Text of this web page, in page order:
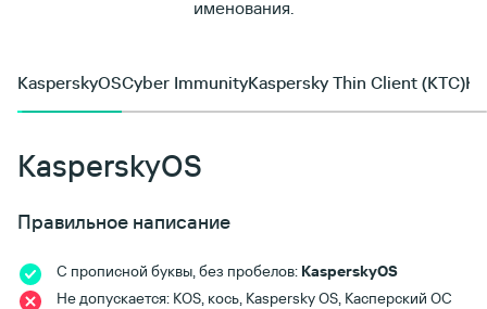
именования.
KasperskyOSCyber ImmunityKaspersky Thin Client (KTC)
KasperskyOS
Правильное написание
C прописной буквы, без пробелов: KasperskyOS
Не допускается: KOS, кось, Kaspersky OS, Касперский ОС